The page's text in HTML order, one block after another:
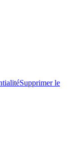
Supprimer le